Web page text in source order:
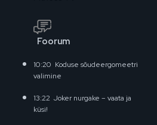
Foorum
10:20 Koduse sõudeergomeetri
valimine
13:22 Joker nurgake – vaata ja
küsi!